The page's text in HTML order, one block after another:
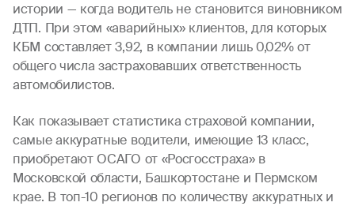
истории — когда водитель не становится виновником
ДТП. При этом «аварийных» клиентов, для которых
КБМ составляет 3,92, в компании лишь 0,02% от
общего числа застраховавших ответственность
автомобилистов.
Как показывает статистика страховой компании,
самые аккуратные водители, имеющие 13 класс,
приобретают ОСАГО от «Росгосстраха» в
Московской области, Башкортостане и Пермском
крае. В топ-10 регионов по количеству аккуратных и